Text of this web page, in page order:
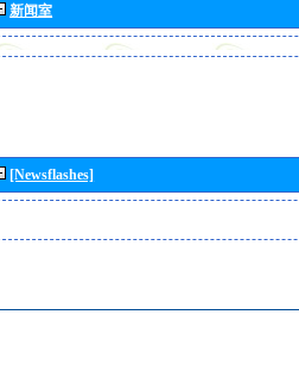
新闻室
[Newsflashes]